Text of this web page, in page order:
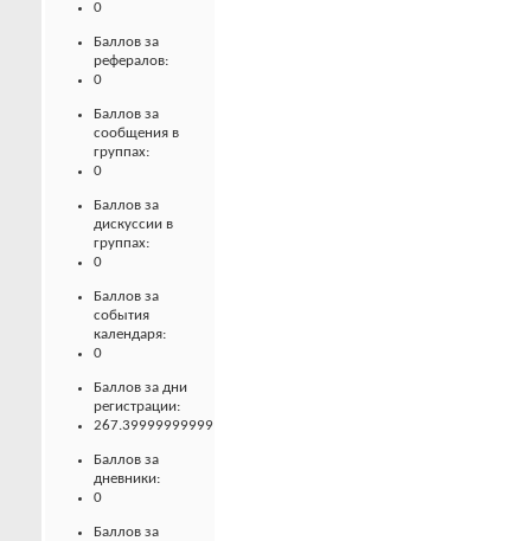
0
Баллов за
рефералов:
0
Баллов за
сообщения в
группах:
0
Баллов за
дискуссии в
группах:
0
Баллов за
события
календаря:
0
Баллов за дни
регистрации:
267.39999999999
Баллов за
дневники:
0
Баллов за